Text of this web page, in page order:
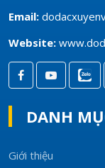
Email:
Website:
DANH
Giới thiệu